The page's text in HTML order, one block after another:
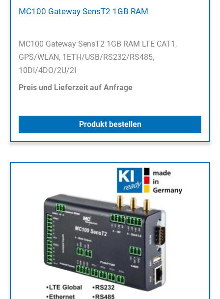
MC100 Gateway SensT2 1GB RAM
MC100 Gateway SensT2 1GB RAM LTE CAT1,
GPS/WLAN, 1ETH/USB/RS232/RS485,
10DI/4DO/2U/2I
Preis und Lieferzeit auf Anfrage
Produkt bestellen